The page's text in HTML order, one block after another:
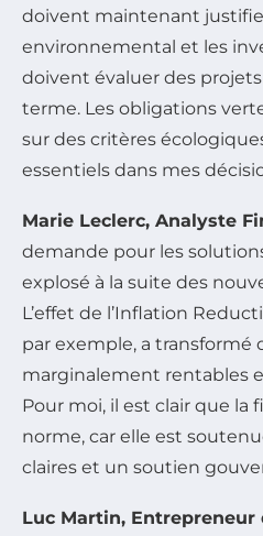
doivent maintenant
environnemental et les
doivent évaluer des
terme. Les obligations
sur des critères
essentiels dans mes
Marie Leclerc, Analyste
demande pour les
explosé à la suite des
L’effet de l’Inflation
par exemple, a transformé
marginalement rentables
Pour moi, il est clair que la
norme, car elle est
claires et un soutien
Luc Martin, Entrepreneur